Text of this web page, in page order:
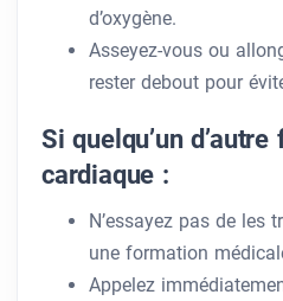
d’oxygène.
Asseyez-vous ou
rester debout pour
Si quelqu’un
cardiaque :
N’essayez pas de les
une formation
Appelez